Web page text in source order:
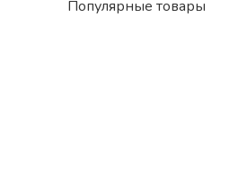
Популярные товары